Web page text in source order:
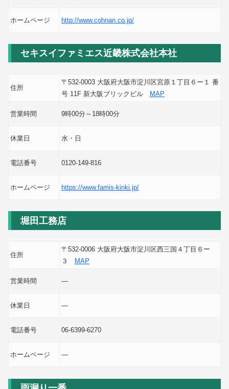
ホームページ http://www.cohnan.co.jp/
セキスイファミエス近畿株式会社本社
住所
〒532-0003 大阪府大阪市淀川区宮原１丁目６ー１ 番
号 11F 新大阪ブリックビル
MAP
営業時間 9時00分～18時00分
休業日 水・日
電話番号 0120-149-816
ホームページ https://www.famis-kinki.jp/
堀田工務店
住所
〒532-0006 大阪府大阪市淀川区西三国４丁目６ー
３
MAP
営業時間 ―
休業日 ―
電話番号 06-6399-6270
ホームページ ―